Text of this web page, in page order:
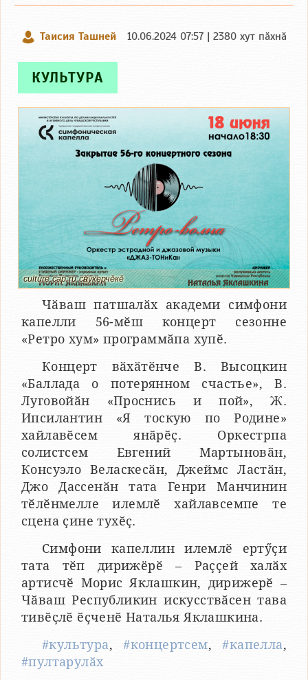
Таисия Ташней 10.06.2024 07:57 | 2380 хут пӑхнӑ
КУЛЬТУРА
culture.cap.ru сӑнӳкерчӗкӗ
Чӑваш патшалӑх академи симфони
капелли 56-мӗш концерт сезонне
«Ретро хум» программӑпа хупӗ.
Концерт вӑхӑтӗнче В. Высоцкин
«Баллада о потерянном счастье», В.
Луговойӑн «Проснись и пой», Ж.
Ипсилантин «Я тоскую по Родине»
хайлавӗсем янӑрӗҫ. Оркестрпа
солистсем Евгений Мартыновӑн,
Консуэло Веласкесӑн, Джеймс Ластӑн,
Джо Дассенӑн тата Генри Манчинин
тӗлӗнмелле илемлӗ хайлавсемпе те
сцена ҫине тухӗҫ.
Симфони капеллин илемлӗ ертӳҫи
тата тӗп дирижёрӗ – Раҫҫей халӑх
артисчӗ Морис Яклашкин, дирижерӗ –
Чӑваш Республикин искусствӑсен тава
тивӗҫлӗ ӗҫченӗ Наталья Яклашкина.
#культура,#концертсем,#капелла,
#пултарулӑх